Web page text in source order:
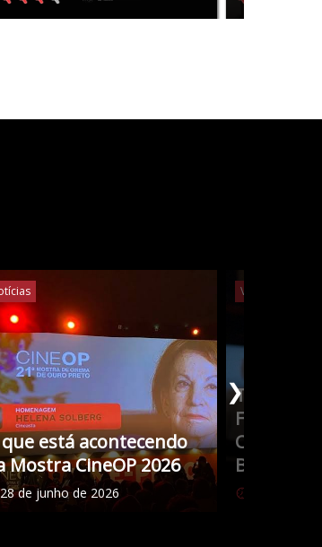
está acontecendo
Mostra CineOP 2026
28 de junho de 2026
Vídeos
Tudo
Filmes
Cristina
Brasileiro
❯